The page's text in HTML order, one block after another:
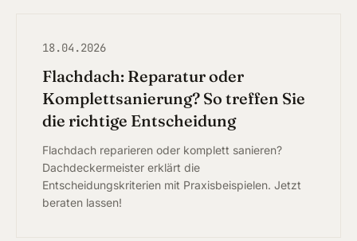
18.04.2026
Flachdach: Reparatur oder
Komplettsanierung? So treffen Sie
die richtige Entscheidung
Flachdach reparieren oder komplett sanieren?
Dachdeckermeister erklärt die
Entscheidungskriterien mit Praxisbeispielen. Jetzt
beraten lassen!